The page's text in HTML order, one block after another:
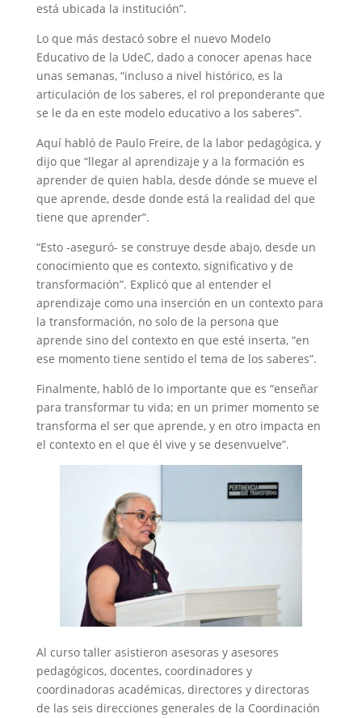
está ubicada la institución”.
Lo que más destacó sobre el nuevo Modelo
Educativo de la UdeC, dado a conocer apenas hace
unas semanas, “incluso a nivel histórico, es la
articulación de los saberes, el rol preponderante que
se le da en este modelo educativo a los saberes”.
Aquí habló de Paulo Freire, de la labor pedagógica, y
dijo que “llegar al aprendizaje y a la formación es
aprender de quien habla, desde dónde se mueve el
que aprende, desde donde está la realidad del que
tiene que aprender”.
“Esto -aseguró- se construye desde abajo, desde un
conocimiento que es contexto, significativo y de
transformación”. Explicó que al entender el
aprendizaje como una inserción en un contexto para
la transformación, no solo de la persona que
aprende sino del contexto en que esté inserta, “en
ese momento tiene sentido el tema de los saberes”.
Finalmente, habló de lo importante que es “enseñar
para transformar tu vida; en un primer momento se
transforma el ser que aprende, y en otro impacta en
el contexto en el que él vive y se desenvuelve”.
Al curso taller asistieron asesoras y asesores
pedagógicos, docentes, coordinadores y
coordinadoras académicas, directores y directoras
de las seis direcciones generales de la Coordinación